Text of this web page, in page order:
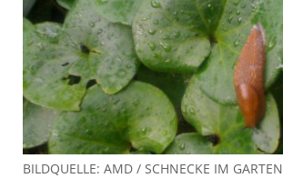
BILDQUELLE: AMD / SCHNECKE IM GARTEN